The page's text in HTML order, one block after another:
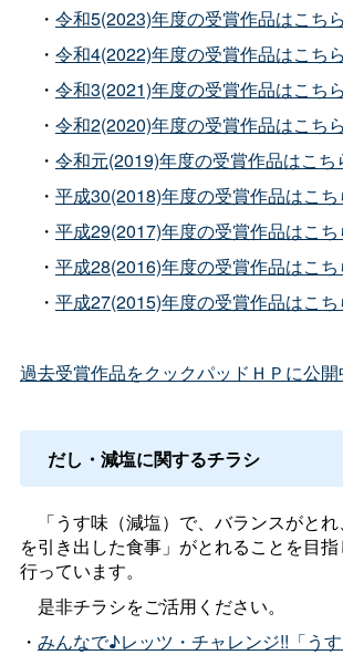
・ 令和5(2023)年度の受賞作品はこちら
・ 令和4(2022)年度の受賞作品はこちら
・ 令和3(2021)年度の受賞作品はこちら
・ 令和2(2020)年度の受賞作品はこちら
・ 令和元(2019)年度の受賞作品はこち
・ 平成30(2018)年度の受賞作品はこち
・ 平成29(2017)年度の受賞作品はこち
・ 平成28(2016)年度の受賞作品はこち
・ 平成27(2015)年度の受賞作品はこち
過去受賞作品をクックパッドＨＰに公開
だし・減塩に関するチラシ
「うす味（減塩）で、バランスがと
を引き出した食事」がとれることを目指
行っています。
是非チラシをご活用ください。
・ みんなで♪レッツ・チャレンジ!! 「う